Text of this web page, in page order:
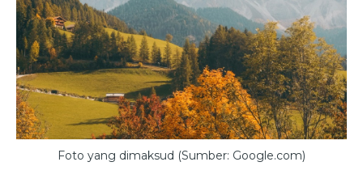
Foto yang dimaksud (Sumber: Google.com)